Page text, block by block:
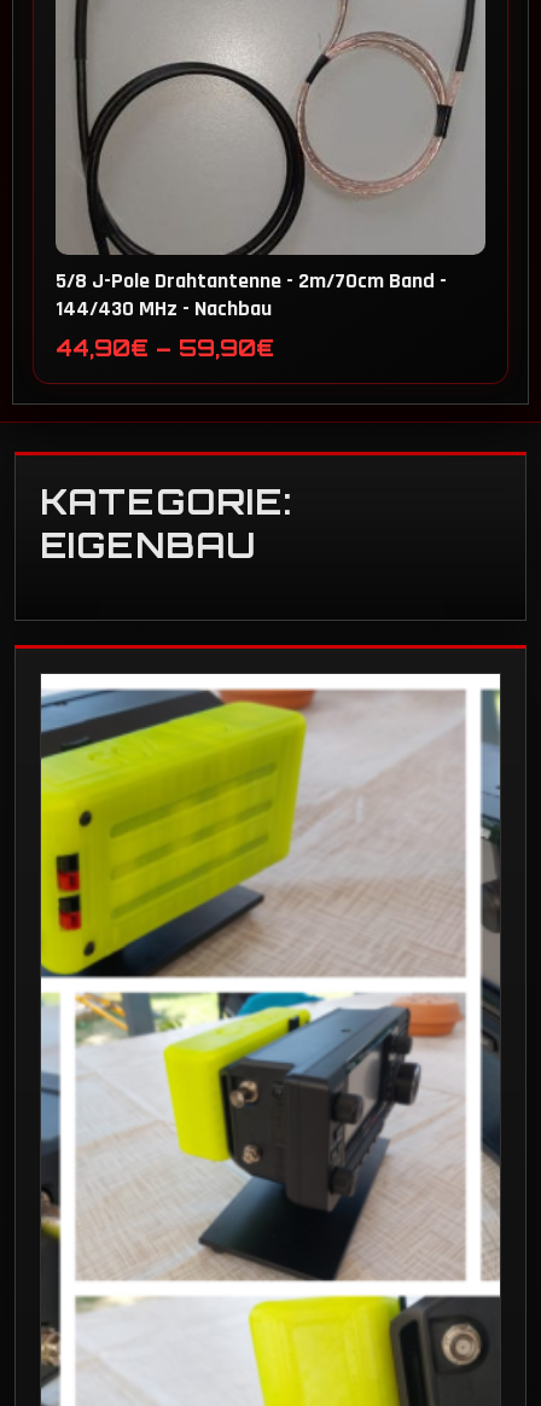
5/8 J-Pole Drahtantenne - 2m/70cm Band -
144/430 MHz - Nachbau
44,90€ – 59,90€
bis
59,90€
KATEGORIE:
EIGENBAU